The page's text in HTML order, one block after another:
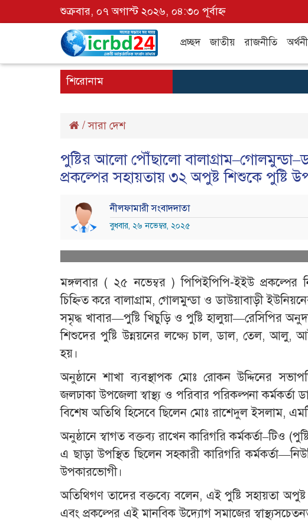
শুক্রবার, ০৭ অগাস্ট ২০২৬, ০৪:৩০ পূর্বাহ্ন
প্রচ্ছদ জাতীয় রাজনীতি
শিরোনাম
/সারা দেশ
পুষ্টির আলো পৌঁছালো
প্রকল্পের সহায়তায় ৩২ অপুষ্ট শিশুকে পুষ্টি
নীলফামারী সংবাদদাতা
বুধবার, ২৬ নভেম্বর, ২০২৫
মঙ্গলবার ( ২৫ নভেম্বর ) পিপিইপিপি-ইইউ প্রকল্পের
চিহ্নিত করে বালাগ্রাম, গোলমুন্ডা ও ডাউয়াবাড়ী
সমৃদ্ধ খাবার—পুষ্টি খিচুড়ি ও পুষ্টি হালুয়া—রেসিপির
শিশুদের পুষ্টি উন্নয়নের লক্ষ্যে চাল, ডাল, তেল,
হয়।
অনুষ্ঠানে শাখা ব্যবস্থাপক মোঃ রোকন উদ্দিনের
জলঢাকা উপজেলা স্বাস্থ্য ও পরিবার পরিকল্পনা কর্মকর্তা
বিশেষ অতিথি হিসেবে ছিলেন মোঃ রাশেদুল ইসলাম,
অনুষ্ঠানে স্বাগত বক্তব্য রাখেন কারিগরি কর্মকর্তা–টিও
এ ছাড়া উপস্থিত ছিলেন সহকারী কারিগরি
উপকারভোগী।
অতিথিগণ তাদের বক্তব্যে বলেন, এই পুষ্টি সহায়তা
এবং প্রকল্পের এই মানবিক উদ্যোগ সমাজের